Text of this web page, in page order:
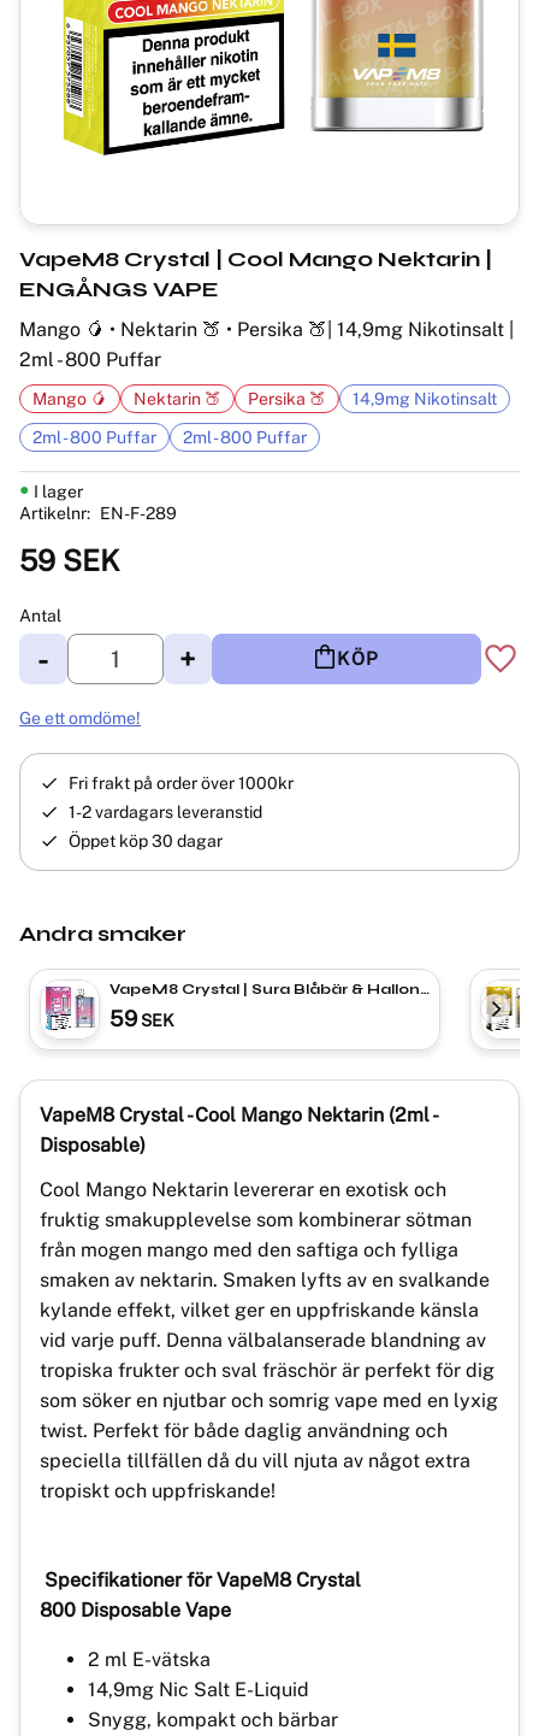
VapeM8 Crystal | Cool Mango Nektarin |
ENGÅNGS VAPE
Mango 🥭 • Nektarin 🍑 • Persika 🍑| 14,9mg Nikotinsalt |
2ml - 800 Puffar
59 SEK
Antal
+
- KÖP
I lager
Artikelnr
EN-F-289
Mango 🥭 Nektarin 🍑 Persika 🍑
14,9mg Nikotinsalt
2ml - 800 Puffar
2ml - 800 Puffar
Ge ett omdöme!
Fri frakt på order över 1000kr
1-2 vardagars leveranstid
Öppet köp 30 dagar
Andra smaker
VapeM8 Crystal | Sura Blåbär & Hallon |
ENGÅNGS VAPE
59 SEK
VapeM8 Crystal -Cool Mango Nektarin (2ml -
Disposable)
Cool Mango Nektarin levererar en exotisk och
fruktig smakupplevelse som kombinerar sötman
från mogen mango med den saftiga och fylliga
smaken av nektarin. Smaken lyfts av en svalkande
kylande effekt, vilket ger en uppfriskande känsla
vid varje puff. Denna välbalanserade blandning av
tropiska frukter och sval fräschör är perfekt för dig
som söker en njutbar och somrig vape med en lyxig
twist. Perfekt för både daglig användning och
speciella tillfällen då du vill njuta av något extra
tropiskt och uppfriskande!
Specifikationer för VapeM8 Crystal
800 Disposable Vape
2 ml E-vätska
14,9mg Nic Salt E-Liquid
Snygg, kompakt och bärbar